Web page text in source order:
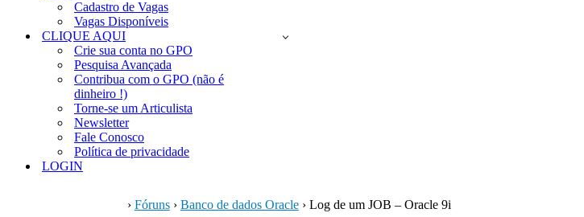
Cadastro de Vagas
Vagas Disponíveis
CLIQUE AQUI
Crie sua conta no GPO
Pesquisa Avançada
Contribua com o GPO (não é
dinheiro !)
Torne-se um Articulista
Newsletter
Fale Conosco
Política de privacidade
LOGIN
› Fóruns › Banco de dados Oracle › Log de um JOB – Oracle 9i